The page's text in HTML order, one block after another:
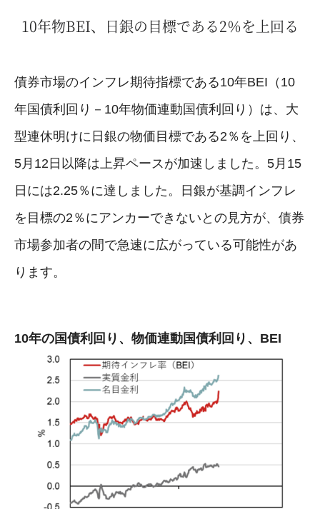
10年物BEI、日銀の目標である2％を上回る
債券市場のインフレ期待指標である10年BEI（10
年国債利回り－10年物価連動国債利回り）は、大
型連休明けに日銀の物価目標である2％を上回り、
5月12日以降は上昇ペースが加速しました。5月15
日には2.25％に達しました。日銀が基調インフレ
を目標の2％にアンカーできないとの見方が、債券
市場参加者の間で急速に広がっている可能性があ
ります。
10年の国債利回り、物価連動国債利回り、BEI